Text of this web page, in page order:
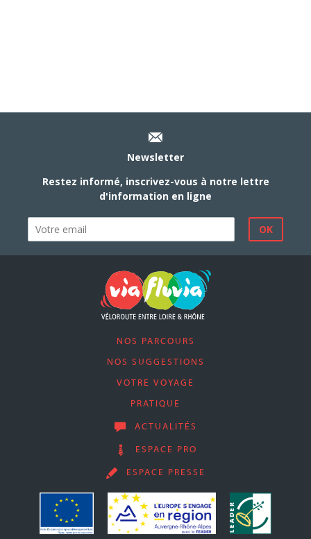
Newsletter
Restez informé, inscrivez-vous à notre lettre
d'information en ligne
NOS PARCOURS
NOS SUGGESTIONS
VOTRE VOYAGE
PRATIQUE
ACTUALITÉS
ESPACE PRO
ESPACE PRESSE